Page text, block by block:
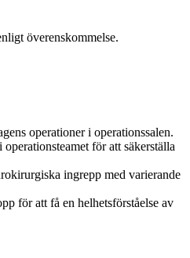
överenskommelse.
operationer i operationssalen.
för att säkerställa
ingrepp med varierande
för att få en helhetsförståelse av